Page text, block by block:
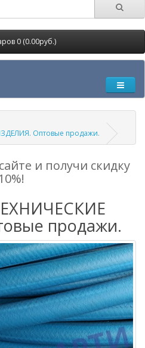
0 (0.00руб.)
Оптовые продажи.
и получи скидку
продажи.